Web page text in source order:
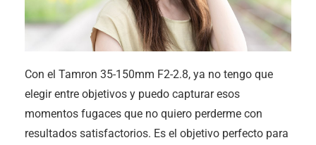
Con el Tamron 35-150mm F2-2.8, ya no tengo que
elegir entre objetivos y puedo capturar esos
momentos fugaces que no quiero perderme con
resultados satisfactorios. Es el objetivo perfecto para